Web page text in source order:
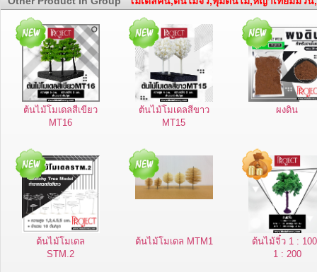
ต้นไม้โมเดลสีเขียว
MT16
ต้นไม้โมเดลสีขาว
MT15
ผงดิน
ต้นไม้โมเดล
STM.2
ต้นไม้โมเดล MTM1
ต้นไม้จิ๋ว 1 :
1 : 200